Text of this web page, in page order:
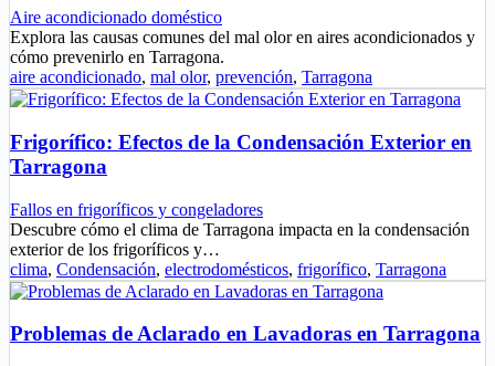
Aire acondicionado doméstico
Explora las causas comunes del mal olor en aires acondicionados y
cómo prevenirlo en Tarragona.
aire acondicionado, mal olor, prevención, Tarragona
Frigorífico: Efectos de la Condensación Exterior en
Tarragona
Fallos en frigoríficos y congeladores
Descubre cómo el clima de Tarragona impacta en la condensación
exterior de los frigoríficos y…
clima, Condensación, electrodomésticos, frigorífico, Tarragona
Problemas de Aclarado en Lavadoras en Tarragona